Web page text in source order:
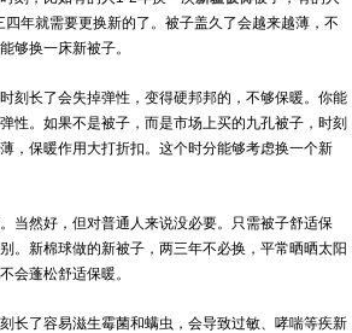
年就需要更换新的了。被子盖久了会越来越薄，不
够换一床新被子。
时刻长了会失掉弹性，变得硬邦邦的，不够保暖。你能
性。如果不是被子，而是市场上买的九孔被子，时刻
，保暖作用大打折扣。这个时分能够考虑换一个新
然好，但对普通人来说没必要。只需被子舒适保
。新棉球做的新被子，两三年不必换，平常晒晒太阳
会蓬松舒适保暖。
了容易滋生霉菌和螨虫，会导致过敏、哮喘等疾新